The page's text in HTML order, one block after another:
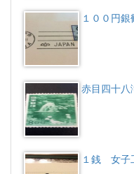
１００円
赤目四十
１銭 女子